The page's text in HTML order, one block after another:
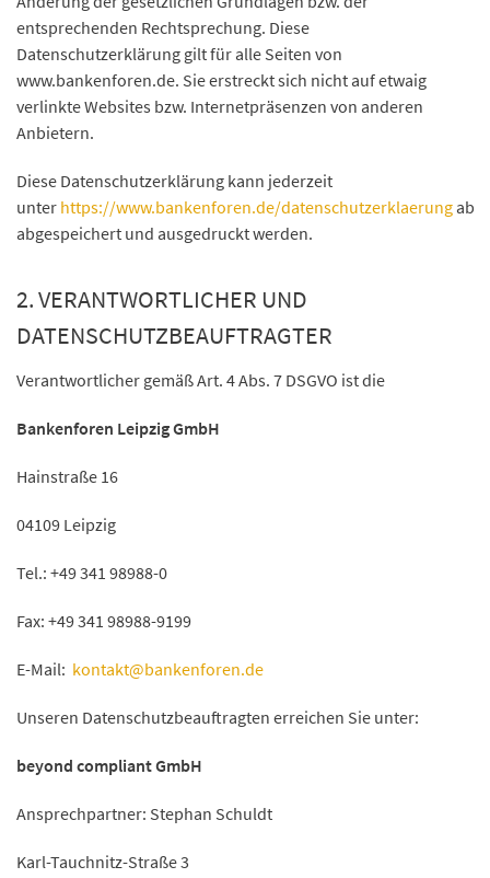
entsprechenden Rechtsprechung. Diese
Datenschutzerklärung gilt für alle Seiten von
www.bankenforen.de. Sie erstreckt sich nicht auf etwaig
verlinkte Websites bzw. Internetpräsenzen von anderen
Anbietern.
Diese Datenschutzerklärung kann jederzeit
unter https://www.bankenforen.de/datenschutzerklaerung
abgespeichert und ausgedruckt werden.
2. VERANTWORTLICHER UND
DATENSCHUTZBEAUFTRAGTER
Verantwortlicher gemäß Art. 4 Abs. 7 DSGVO ist die
Bankenforen Leipzig GmbH
Hainstraße 16
04109 Leipzig
Tel.: +49 341 98988-0
Fax: +49 341 98988-9199
E-Mail: kontakt@bankenforen.de
Unseren Datenschutzbeauftragten erreichen Sie unter:
beyond compliant GmbH
Ansprechpartner: Stephan Schuldt
Karl-Tauchnitz-Straße 3